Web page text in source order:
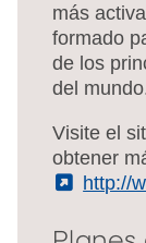
más
formado
de los
del
Visite el
obtener
http://